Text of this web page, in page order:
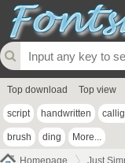
Top download Top view
script handwritten
brush ding More...
Homepage Just